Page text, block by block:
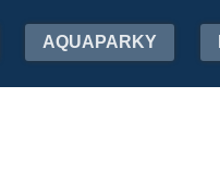
AQUAPARKY